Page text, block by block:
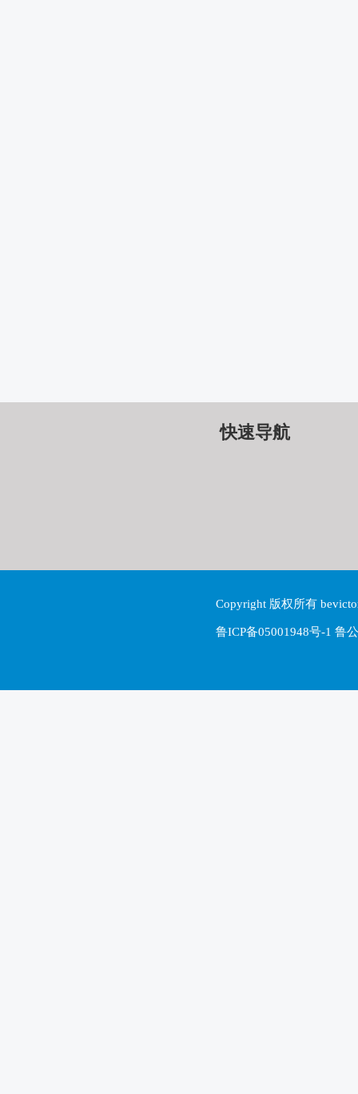
快速导航
Copyright 版权所有
鲁ICP备05001948号-1 鲁